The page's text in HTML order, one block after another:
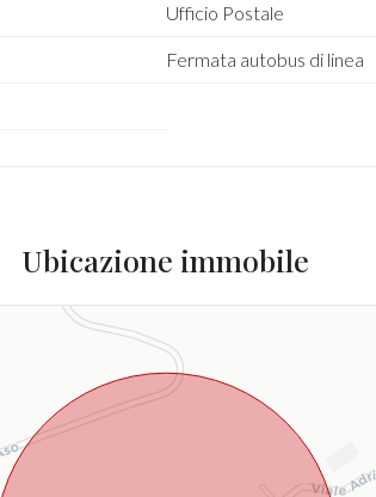
Ufficio Postale
Fermata autobus di linea
Ubicazione immobile